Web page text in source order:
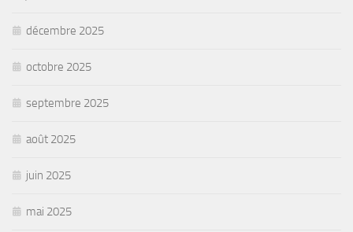
décembre 2025
octobre 2025
septembre 2025
août 2025
juin 2025
mai 2025